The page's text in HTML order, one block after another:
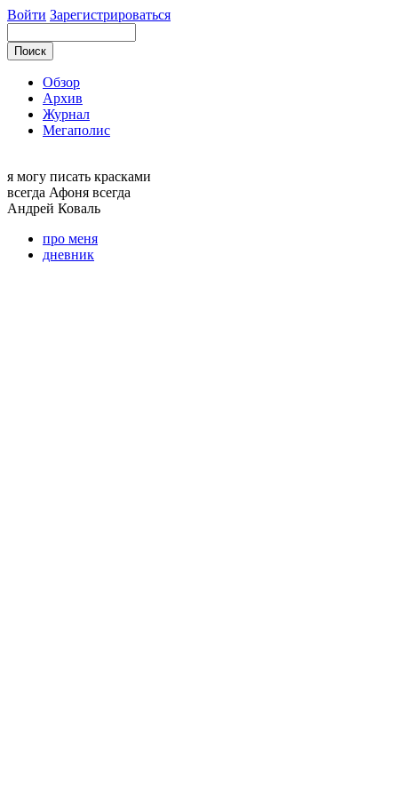
Войти Зарегистрироваться
Обзор
Архив
Журнал
Мегаполис
я могу писать красками
всегда Афоня всегда
Андрей Коваль
про меня
дневник